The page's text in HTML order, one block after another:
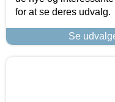
for at se deres udvalg.
Se